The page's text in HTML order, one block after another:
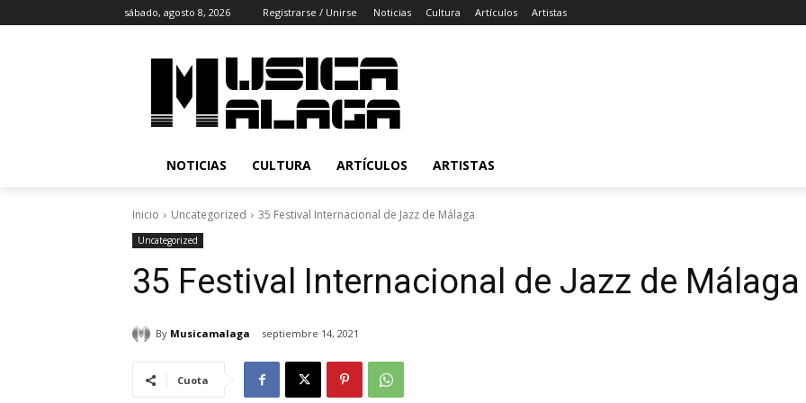
sábado, agosto 8, 2026 Registrarse / Unirse Noticias Cultura Artículos Artistas
NOTICIAS CULTURA ARTÍCULOS ARTISTAS
Inicio Uncategorized 35 Festival Internacional de Jazz de Málaga
Uncategorized
35 Festival Internacional de Jazz de Málaga
By Musicamalaga septiembre 14, 2021
Cuota